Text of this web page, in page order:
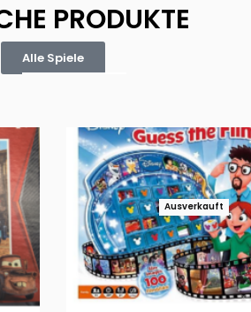
PRODUKTE
Alle Spiele
Ausverkauft